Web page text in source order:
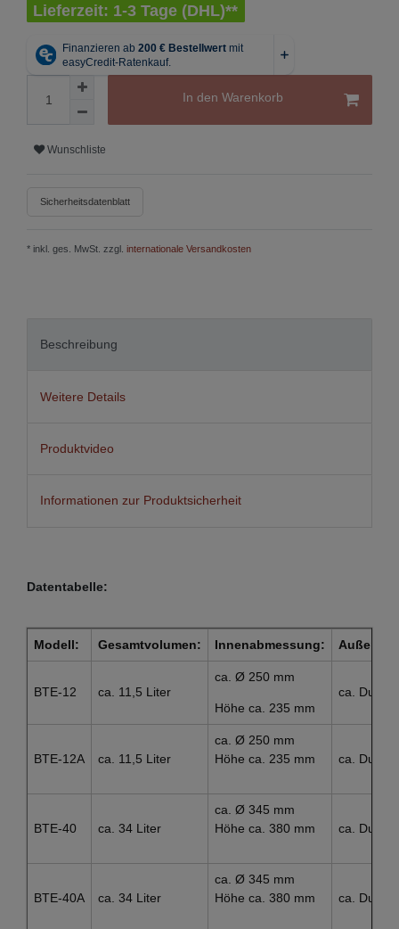
Lieferzeit: 1-3 Tage (DHL)**
In den Warenkorb
Wunschliste
Sicherheitsdatenblatt
* inkl. ges. MwSt. zzgl. internationale Versandkosten
Beschreibung
Weitere Details
Produktvideo
Informationen zur Produktsicherheit
Datentabelle:
Modell: Gesamtvolumen: Innenabmessung:
BTE-12 ca. 11,5 Liter
ca. Ø 250 mm
Höhe ca. 235 mm
ca.
BTE-12A ca. 11,5 Liter
ca. Ø 250 mm
Höhe ca. 235 mm
ca.
BTE-40 ca. 34 Liter
ca. Ø 345 mm
Höhe ca. 380 mm
ca.
BTE-40A ca. 34 Liter
ca. Ø 345 mm
Höhe ca. 380 mm
ca.